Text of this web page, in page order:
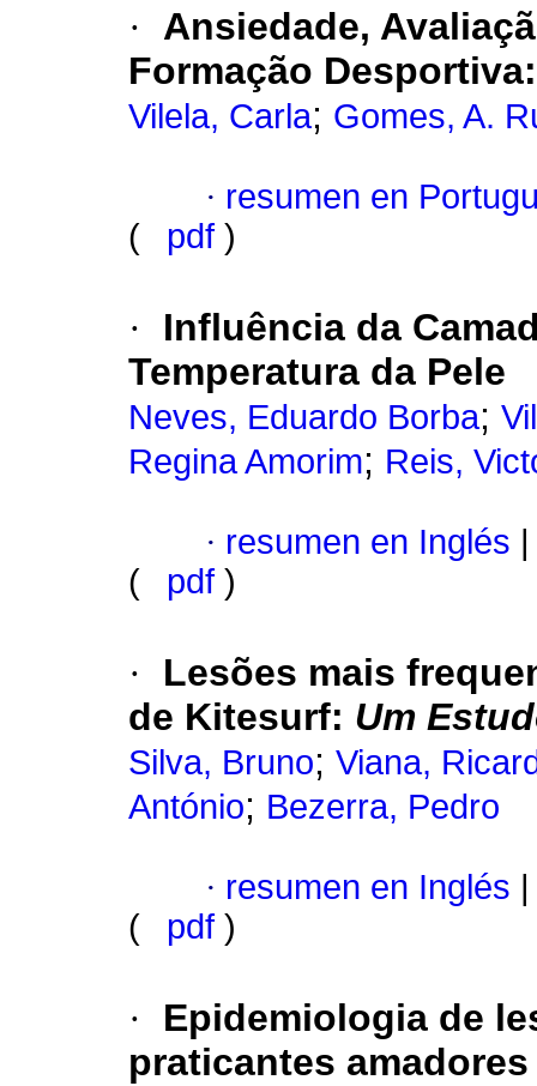
·
Ansiedade,
Formação Desportiva
Vilela, Carla; Gomes, A.
· resumen en
(
pdf )
·
Influência da
Temperatura da Pele
Neves, Eduardo Borba;
Regina Amorim; Reis,
· resumen en Inglés
(
pdf )
·
Lesões mais
de Kitesurf: Um
Silva, Bruno; Viana,
António; Bezerra, Pedro
· resumen en Inglés
(
pdf )
·
Epidemiologia de
praticantes